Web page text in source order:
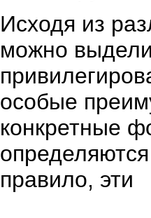
Исходя из
можно
особые
конкретные
правило, эти